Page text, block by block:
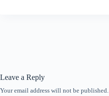
Leave a Reply
Your email address will not be published.